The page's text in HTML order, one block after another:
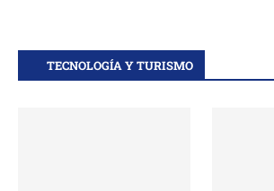
TECNOLOGÍA Y TURISMO